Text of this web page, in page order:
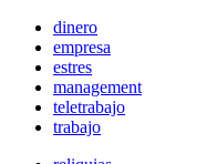
dinero
empresa
estres
management
teletrabajo
trabajo